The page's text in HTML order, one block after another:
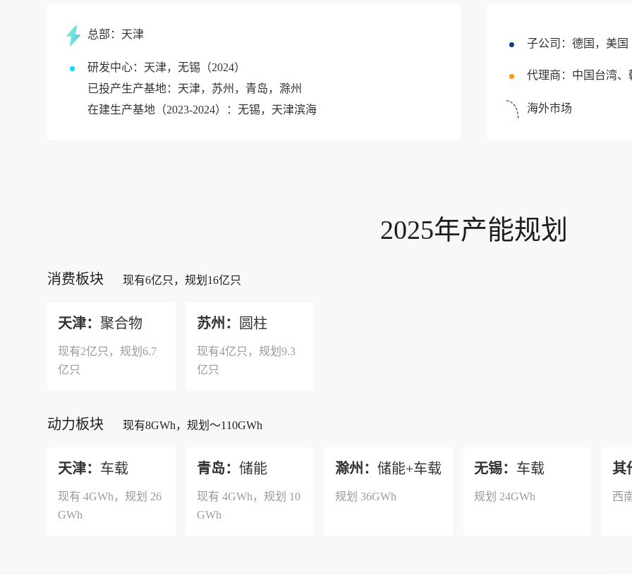
总部：天津
研发中心：天津，无锡（2024）
已投产生产基地：天津，苏州，青岛，滁州
在建生产基地（2023-2024）：无锡，天津滨海
子公司：德国，美国
代理商：中国台湾、
海外市场
2025年产能规划
消费板块 现有6亿只，规划16亿只
天津： 聚合物
现有2亿只，规划6.7
亿只
苏州： 圆柱
现有4亿只，规划9.3
亿只
动力板块 现有8GWh，规划～110GWh
天津： 车载
现有 4GWh，规划 26
GWh
青岛： 储能
现有 4GWh，规划 10
GWh
滁州：储能+车载
规划 36GWh
无锡： 车载
规划 24GWh
其
西